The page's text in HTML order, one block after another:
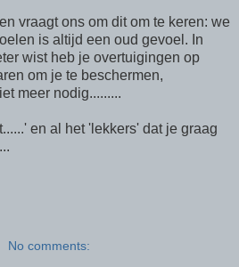
vraagt ons om dit om te keren: we
is altijd een oud gevoel. In
wist heb je overtuigingen op
om je te beschermen,
meer nodig.........
en al het 'lekkers' dat je graag
No comments: